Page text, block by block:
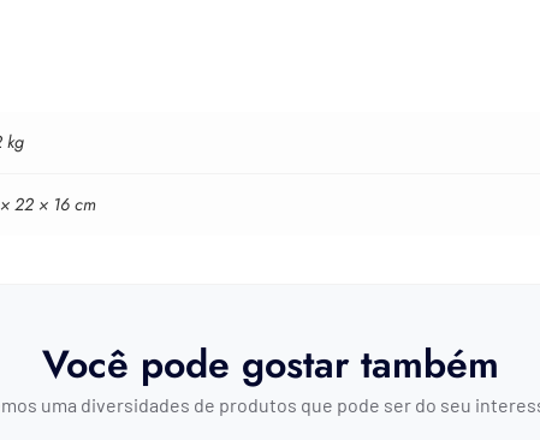
kg
22 × 16 cm
Você pode gostar também
uma diversidades de produtos que pode ser do seu